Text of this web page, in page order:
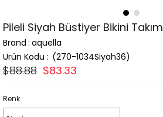
Pileli Siyah Büstiyer Bikini Takım
Brand : aquella
(270-1034Siyah36)
$88.88 $83.33
Renk